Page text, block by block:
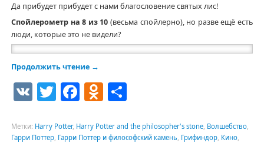
Да прибудет прибудет с нами благословение святых лис!
Спойлерометр на 8 из 10 (весьма спойлерно), но разве ещё есть
люди, которые это не видели?
Продолжить чтение →
VKTwitter
Facebook
Odnoklassniki
Отправить
Метки: Harry Potter, Harry Potter and the philosopher's stone, Волшебство,
Гарри Поттер, Гарри Поттер и философский камень, Грифиндор, Кино,